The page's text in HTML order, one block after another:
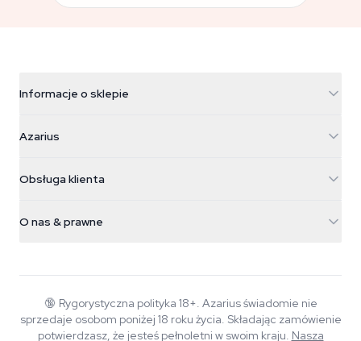
Informacje o sklepie
Galvaniweg 11
Nederland
+31(0)204897914
Azarius
Magiczne grzyby
Smokeshop
Obsługa klienta
Polityka zwrotów
Polityka prywatności
O nas & prawne
Wiki
Autorzy
🔞 Rygorystyczna polityka 18+. Azarius świadomie nie
sprzedaje osobom poniżej 18 roku życia. Składając zamówienie
potwierdzasz, że jesteś pełnoletni w swoim kraju. Nasza